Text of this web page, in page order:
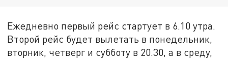
Ежедневно первый рейс стартует в 6.10 утра.
Второй рейс будет вылетать в понедельник,
вторник, четверг и субботу в 20.30, а в среду,